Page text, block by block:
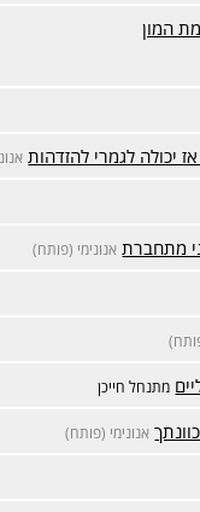
המון
יכולה לגמרי להזדהות
מתחברת אנונימי (פותח)
מתנחל חייכן
אנונימי (פותח)